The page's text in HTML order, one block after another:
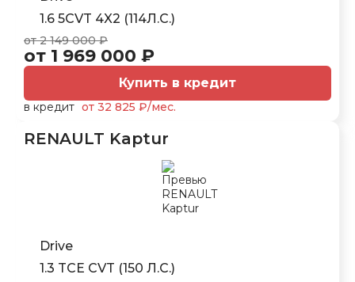
1.6 5CVT 4X2 (114Л.С.)
от 2 149 000 ₽
от 1 969 000 ₽
Купить в кредит
в кредит от 32 825 ₽/мес.
RENAULT Kaptur
Drive
1.3 TCE CVT (150 Л.С.)